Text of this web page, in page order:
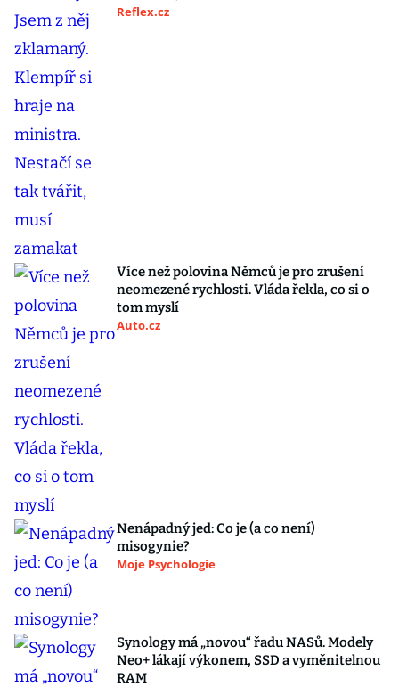
Reflex.cz
Více než polovina Němců je pro zrušení
neomezené rychlosti. Vláda řekla, co si o
tom myslí
Auto.cz
Nenápadný jed: Co je (a co není)
misogynie?
Moje Psychologie
Synology má „novou“ řadu NASů. Modely
Neo+ lákají výkonem, SSD a vyměnitelnou
RAM